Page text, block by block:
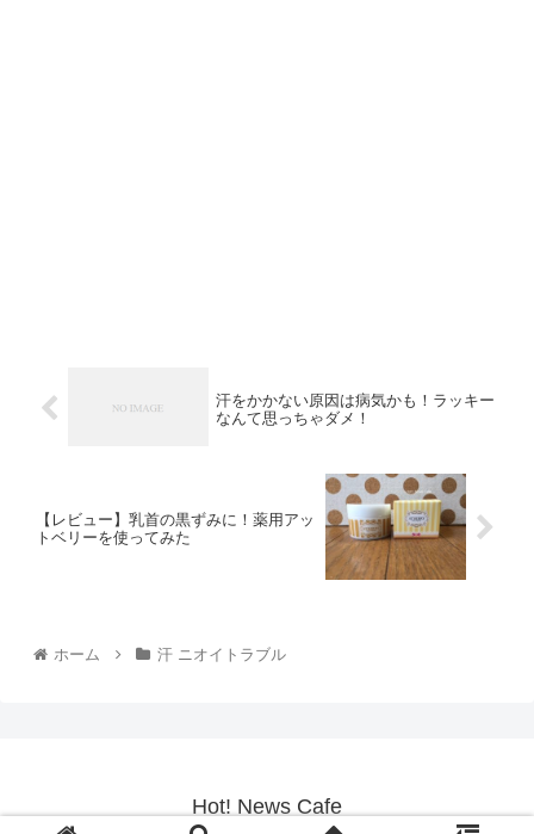
汗をかかない原因は病気かも！ラッキー
なんて思っちゃダメ！
【レビュー】乳首の黒ずみに！薬用アッ
トベリーを使ってみた
ホーム 汗 ニオイトラブル
Hot! News Cafe